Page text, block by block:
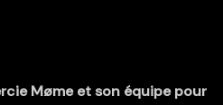
Møme et son équipe pour